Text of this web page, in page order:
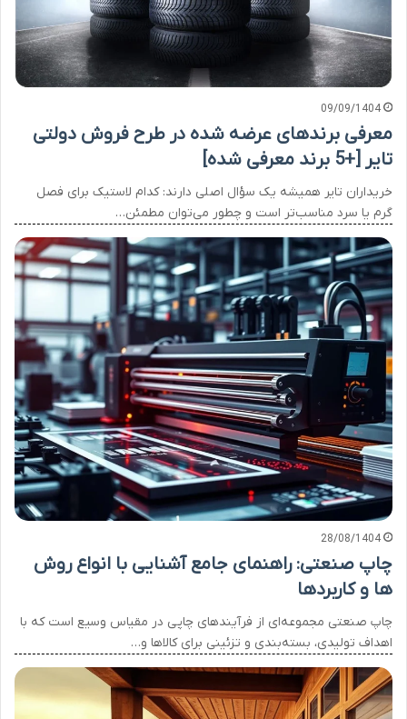
09/09/1404
معرفی برندهای عرضه شده در طرح فروش دولتی
تایر [+5 برند معرفی شده]
خریداران تایر همیشه یک سؤال اصلی دارند: کدام لاستیک برای فصل
گرم یا سرد مناسب‌تر است و چطور می‌توان مطمئن…
28/08/1404
چاپ صنعتی: راهنمای جامع آشنایی با انواع روش
ها و کاربردها
چاپ صنعتی مجموعه‌ای از فرآیندهای چاپی در مقیاس وسیع است که با
اهداف تولیدی، بسته‌بندی و تزئینی برای کالاها و…